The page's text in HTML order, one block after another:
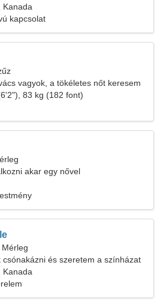
Kanada
kapcsolat
vagyok, a tökéletes nőt keresem
83 kg (182 font)
akar egy nővel
csónakázni és szeretem a színházat
Kanada